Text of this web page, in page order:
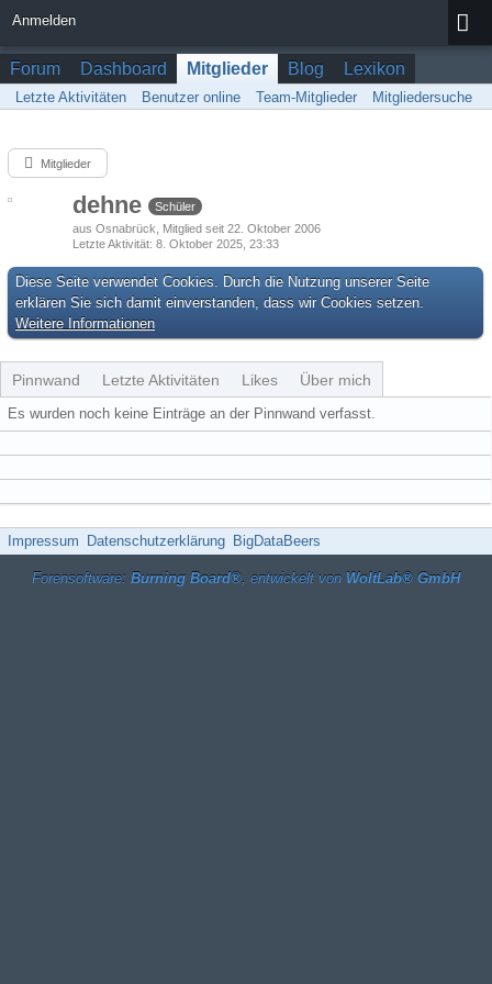
Anmelden
Forum Dashboard Mitglieder Blog Lexikon
Letzte Aktivitäten Benutzer online Team-Mitglieder Mitgliedersuche
Mitglieder
dehne
Schüler
aus Osnabrück
Mitglied seit 22. Oktober 2006
Letzte Aktivität 8. Oktober 2025, 23:33
Diese Seite verwendet Cookies. Durch die Nutzung unserer Seite
erklären Sie sich damit einverstanden, dass wir Cookies setzen.
Weitere Informationen
Pinnwand Letzte Aktivitäten Likes Über mich
Es wurden noch keine Einträge an der Pinnwand verfasst.
Impressum Datenschutzerklärung BigDataBeers
Forensoftware: Burning Board®, entwickelt von WoltLab® GmbH